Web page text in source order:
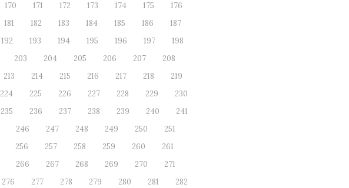
170 171 172 173 174 175
176
181 182 183 184 185 186
187
192 193 194 195 196 197
198
203 204 205 206 207
208
213 214 215 216 217 218
219
224 225 226 227 228 229
230
235 236 237 238 239 240
241
246 247 248 249 250
251
256 257 258 259 260
261
266 267 268 269 270
271
276 277 278 279 280 281
282